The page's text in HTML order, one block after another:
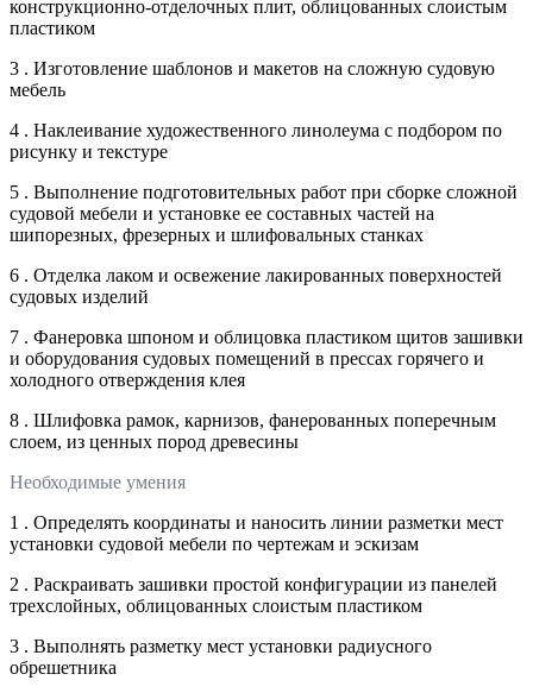
конструкционно-отделочных плит, облицованных слоистым
пластиком
3 . Изготовление шаблонов и макетов на сложную судовую
мебель
4 . Наклеивание художественного линолеума с подбором по
рисунку и текстуре
5 . Выполнение подготовительных работ при сборке сложной
судовой мебели и установке ее составных частей на
шипорезных, фрезерных и шлифовальных станках
6 . Отделка лаком и освежение лакированных поверхностей
судовых изделий
7 . Фанеровка шпоном и облицовка пластиком щитов зашивки
и оборудования судовых помещений в прессах горячего и
холодного отверждения клея
8 . Шлифовка рамок, карнизов, фанерованных поперечным
слоем, из ценных пород древесины
Необходимые умения
1 . Определять координаты и наносить линии разметки мест
установки судовой мебели по чертежам и эскизам
2 . Раскраивать зашивки простой конфигурации из панелей
трехслойных, облицованных слоистым пластиком
3 . Выполнять разметку мест установки радиусного
обрешетника